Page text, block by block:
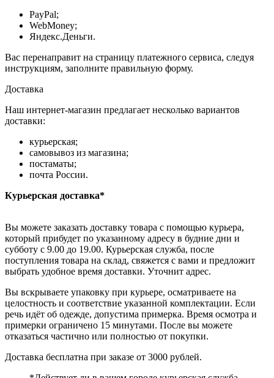
PayPal;
WebMoney;
Яндекс.Деньги.
Вас перенаправит на страницу платежного сервиса, следуя
инструкциям, заполните правильную форму.
Доставка
Наш интернет-магазин предлагает несколько вариантов
доставки:
курьерская;
самовывоз из магазина;
постаматы;
почта России.
Курьерская доставка*
Вы можете заказать доставку товара с помощью курьера,
который прибудет по указанному адресу в будние дни и
субботу с 9.00 до 19.00. Курьерская служба, после
поступления товара на склад, свяжется с вами и предложит
выбрать удобное время доставки. Уточнит адрес.
Вы вскрываете упаковку при курьере, осматриваете на
целостность и соответствие указанной комплектации. Если
речь идёт об одежде, допустима примерка. Время осмотра и
примерки ограничено 15 минутами. После вы можете
отказаться частично или полностью от покупки.
Доставка бесплатна при заказе от 3000 рублей.